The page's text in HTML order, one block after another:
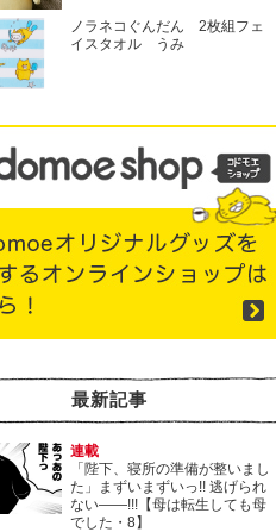
ノラネコぐんだん 2枚組フェ
イスタオル うみ
最新記事
連載
「陛下、寝所の準備が整いまし
た」まずいまずいっ!! 逃げられ
ない――!!!【母は転生しても母
でした・8】